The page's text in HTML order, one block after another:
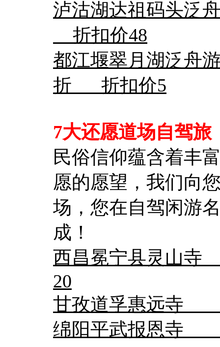
泸沽湖达祖码
折扣价48
都江堰翠月湖泛
折 折扣价5
7大还愿道场自驾旅
民俗信仰蕴含着丰
愿的愿望，我们向
场，您在自驾闲游
成！
西昌冕宁县灵山
20
甘孜道孚惠远
绵阳平武报恩